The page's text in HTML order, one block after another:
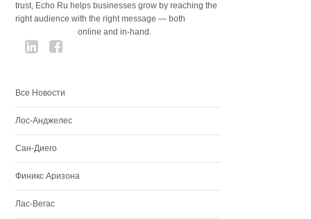
trust, Echo Ru helps businesses grow by reaching the
right audience with the right message — both
online and in-hand.
Все Новости
Лос-Анджелес
Сан-Диего
Финикс Аризона
Лас-Вегас